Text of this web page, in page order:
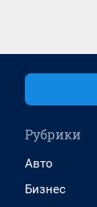
Рубрики
Авто
Бизнес